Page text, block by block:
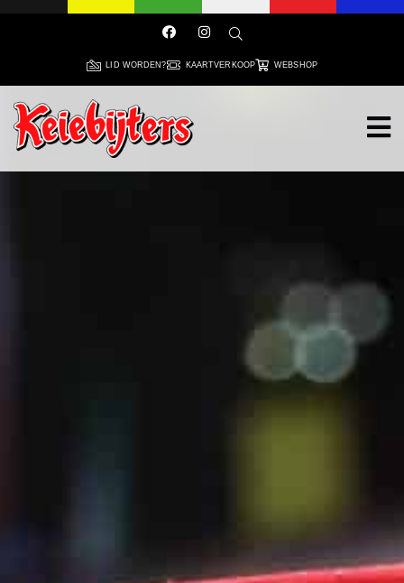
LID WORDEN? KAARTVERKOOP WEBSHOP